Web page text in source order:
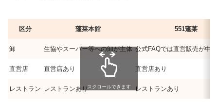
区分 蓬莱本館 551蓬莱
卸 生協やスーパー等への卸が主体 公式FAQでは直営販売が中
直営店 直営店あり 直営店あり
レストラン レストランあり レストランあり
スクロールできます